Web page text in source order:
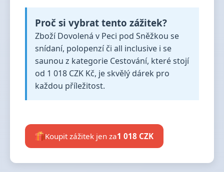
Proč si vybrat tento zážitek?
Zboží Dovolená v Peci pod Sněžkou se
snídaní, polopenzí či all inclusive i se
saunou z kategorie Cestování, které stojí
od 1 018 CZK Kč, je skvělý dárek pro
každou příležitost.
Koupit zážitek jen za1 018 CZK